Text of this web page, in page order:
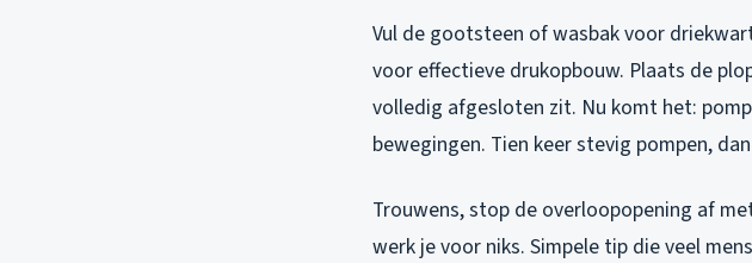
Vul de gootsteen of wasbak voor
voor effectieve drukopbouw. Plaats de
volledig afgesloten zit. Nu komt het:
bewegingen. Tien keer stevig pompen,
Trouwens, stop de overloopopening af
werk je voor niks. Simpele tip die veel